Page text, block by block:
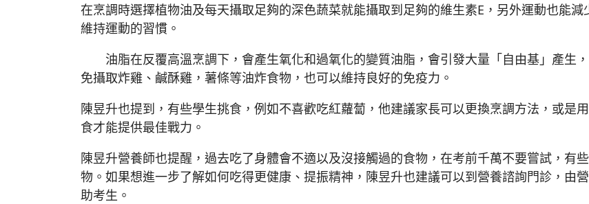
在烹調時選擇植物油及每天攝取足夠的深色蔬菜就能攝取到足夠的維生素E，另外運動也能
維持運動的習慣。
油脂在反覆高溫烹調下，會產生氧化和過氧化的變質油脂，會引發大量「自由基」產生
免攝取炸雞、鹹酥雞，薯條等油炸食物，也可以維持良好的免疫力。
陳昱升也提到，有些學生挑食，例如不喜歡吃紅蘿蔔，他建議家長可以更換烹調方法，或是
食才能提供最佳戰力。
陳昱升營養師也提醒，過去吃了身體會不適以及沒接觸過的食物，在考前千萬不要嘗試，有
物。如果想進一步了解如何吃得更健康、提振精神，陳昱升也建議可以到營養諮詢門診，由
助考生。